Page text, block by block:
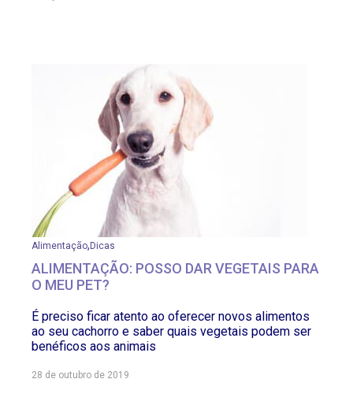
Alimentação,Dicas
ALIMENTAÇÃO: POSSO DAR VEGETAIS PARA
O MEU PET?
É preciso ficar atento ao oferecer novos alimentos
ao seu cachorro e saber quais vegetais podem ser
benéficos aos animais
28 de outubro de 2019